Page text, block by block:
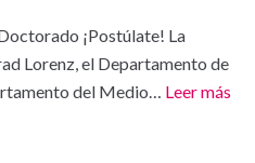
¡Postúlate! La
Lorenz, el Departamento de
del Medio… Leer más